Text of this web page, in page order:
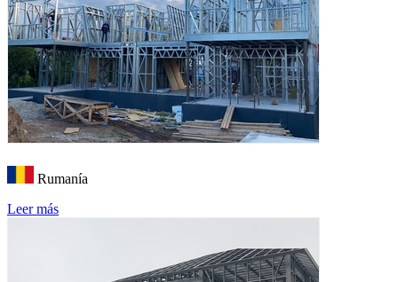
Rumanía
Leer más